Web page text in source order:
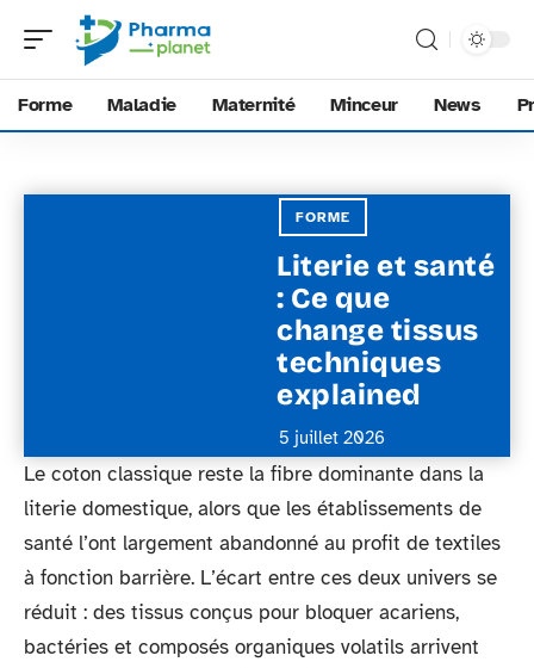
Forme Maladie Maternité Minceur News
FORME
Literie et santé
: Ce que
change tissus
techniques
explained
5 juillet 2026
Le coton classique reste la fibre dominante dans la
literie domestique, alors que les établissements de
santé l’ont largement abandonné au profit de textiles
à fonction barrière. L’écart entre ces deux univers se
réduit : des tissus conçus pour bloquer acariens,
bactéries et composés organiques volatils arrivent